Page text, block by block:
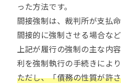
った方法です。
間接強制は、裁判所が支払
間接的に強制させる場合など
上記が履行の強制の主な内
利を強制執行の手続きによ
ただし、「債務の性質が許